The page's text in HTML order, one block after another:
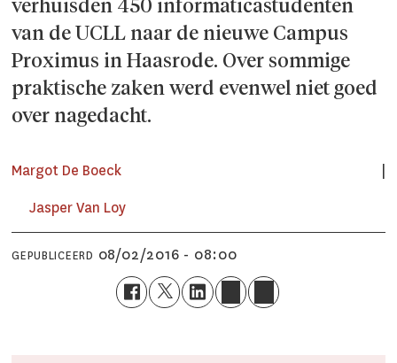
verhuisden 450 informaticastudenten
van de UCLL naar de nieuwe Campus
Proximus in Haasrode. Over sommige
praktische zaken werd evenwel niet goed
over nagedacht.
Margot De Boeck
Jasper Van Loy
GEPUBLICEERD 08/02/2016 - 08:00